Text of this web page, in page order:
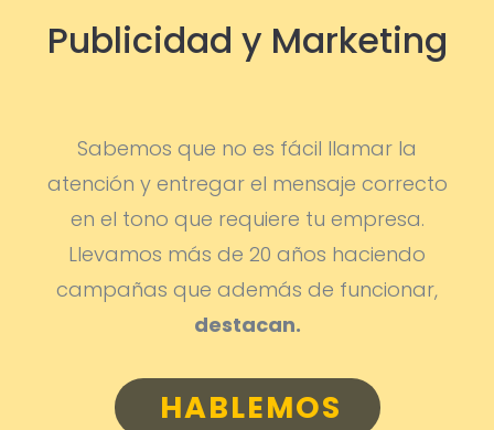
Publicidad y Marketing
Sabemos que no es fácil llamar la
atención y entregar el mensaje correcto
en el tono que requiere tu empresa.
Llevamos más de 20 años haciendo
campañas que además de funcionar,
destacan.
HABLEMOS